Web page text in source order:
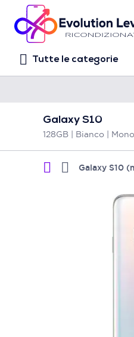
Tutte le categorie
Galaxy S10
128GB | Bianco |
Galaxy S10